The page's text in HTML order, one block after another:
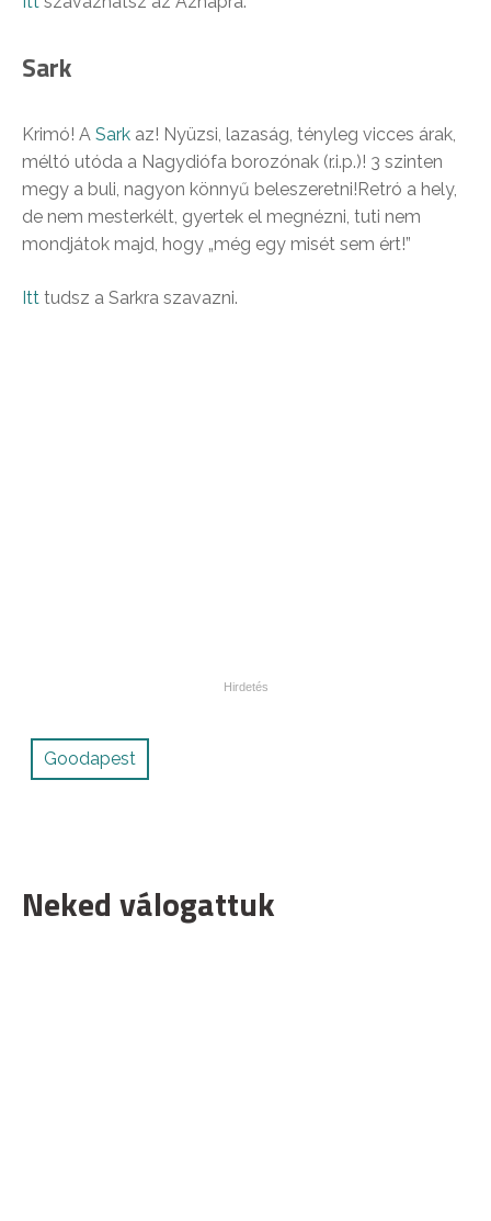
Sark
Krimó! A Sark az! Nyüzsi, lazaság, tényleg vicces árak,
méltó utóda a Nagydiófa borozónak (r.i.p.)! 3 szinten
megy a buli, nagyon könnyű beleszeretni!Retró a hely,
de nem mesterkélt, gyertek el megnézni, tuti nem
mondjátok majd, hogy „még egy misét sem ért!”
Itt tudsz a Sarkra szavazni.
Goodapest
Neked válogattuk